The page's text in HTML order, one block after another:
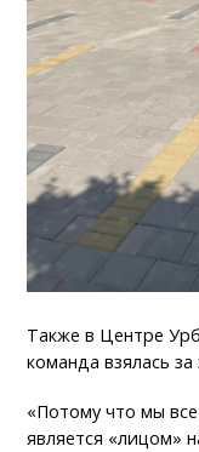
Также в Центре
команда взялась за
«Потому что мы
является «лицом»